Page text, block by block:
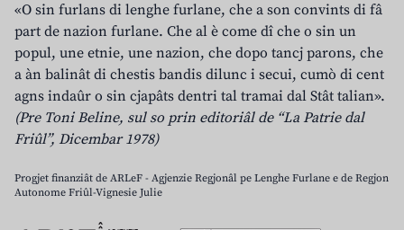
«O sin furlans di lenghe furlane, che a son convints di fâ
part de nazion furlane. Che al è come dî che o sin un
popul, une etnie, une nazion, che dopo tancj parons, che
a àn balinât di chestis bandis dilunc i secui, cumò di cent
agns indaûr o sin cjapâts dentri tal tramai dal Stât talian».
(Pre Toni Beline, sul so prin editoriâl de “La Patrie dal
Friûl”, Dicembar 1978)
Progjet finanziât de ARLeF - Agjenzie Regjonâl pe Lenghe Furlane e de Regjon
Autonome Friûl-Vignesie Julie